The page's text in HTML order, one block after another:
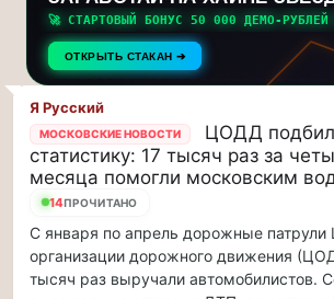
приглашаем
на
музыкальную
прогулку
по
Москве
Чайковского!…
приглашаем
на
музыкальную
чат-
новости
и
инсайды
Москвы
🚀 СТАРТОВЫЙ БОНУС 50 000 ДЕМО-РУБЛЕЙ
ОТКРЫТЬ СТАКАН ➔
Я Русский
МОСКОВСКИЕ НОВОСТИ
ЦОДД подбил
статистику: 17 тысяч раз за
месяца помогли московским
14ПРОЧИТАНО
С января по апрель дорожные патрули
организации дорожного движения
тысяч раз выручали автомобилистов.